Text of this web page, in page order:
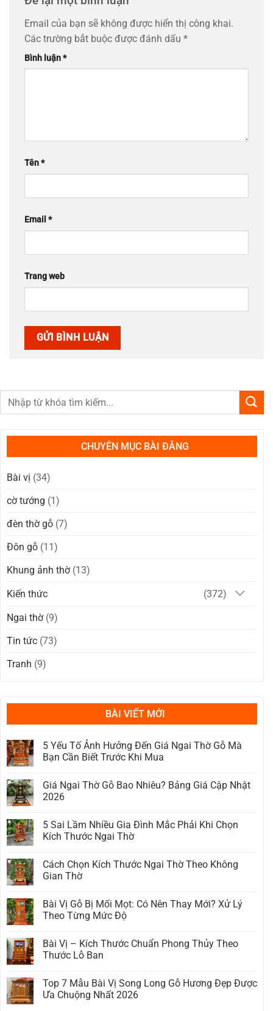
Email của bạn sẽ không được hiển thị công khai.
Các trường bắt buộc được đánh dấu *
Bình luận*
Tên*
Email *
Trang web
CHUYÊN MỤC BÀI ĐĂNG
Bài vị (34)
cờ tướng (1)
đèn thờ gỗ (7)
Đôn gỗ (11)
Khung ảnh thờ(13)
Kiến thức (372)
Ngai thờ(9)
Tin tức (73)
Tranh (9)
BÀI VIẾT MỚI
5 Yếu Tố Ảnh Hưởng Đến Giá Ngai Thờ Gỗ Mà
Bạn Cần Biết Trước Khi Mua
bình
luận
ở
Tố
Ảnh
Hưởng
Ngai
Thờ
Gỗ
Cần
Biết
Trước
Giá Ngai Thờ Gỗ Bao Nhiêu? Bảng Giá Cập Nhật
2026
bình
luận
ở
Thờ
Gỗ
Bao
Giá
Cập
Nhật
5 Sai Lầm Nhiều Gia Đình Mắc Phải Khi Chọn
Kích Thước Ngai Thờ
bình
luận
ở
Lầm
Nhiều
Gia
Phải
Khi
Chọn
Ngai
Thờ
Cách Chọn Kích Thước Ngai Thờ Theo Không
Gian Thờ
bình
luận
Kích
Thước
Ngai
Không
Gian
Thờ
Bài Vị Gỗ Bị Mối Mọt: Có Nên Thay Mới? Xử Lý
Theo Từng Mức Độ
bình
luận
Gỗ
Bị
Mối
Bài Vị – Kích Thước Chuẩn Phong Thủy Theo
Thước Lỗ Ban
bình
luận
ở
Top 7 Mẫu Bài Vị Song Long Gỗ Hương Đẹp Được
Ưa Chuộng Nhất 2026